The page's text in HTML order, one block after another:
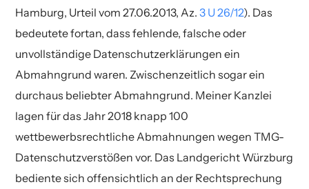
Hamburg, Urteil vom 27.06.2013, Az.3 U 26/12). Das
bedeutete fortan, dass fehlende, falsche oder
unvollständige Datenschutzerklärungen ein
Abmahngrund waren. Zwischenzeitlich sogar ein
durchaus beliebter Abmahngrund. Meiner Kanzlei
lagen für das Jahr 2018 knapp 100
wettbewerbsrechtliche Abmahnungen wegen TMG-
Datenschutzverstößen vor. Das Landgericht Würzburg
bediente sich offensichtlich an der Rechtsprechung